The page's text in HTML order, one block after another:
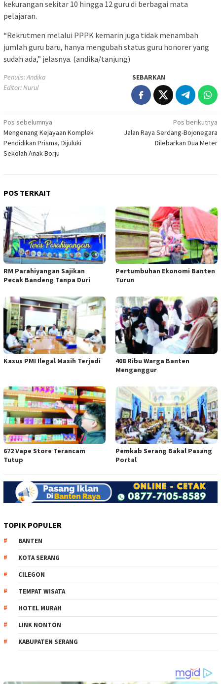
kekurangan sekitar 10 hingga 12 guru di berbagai mata
pelajaran.
“Rekrutmen melalui PPPK kemarin juga tidak menambah
jumlah guru baru, hanya mengubah status guru honorer yang
sudah ada,” jelasnya. (andika/tanjung)
Penulis: Andika
Editor: Nurul
SEBARKAN
Navigasi
pos
Pos sebelumnya
Mengenang Kejayaan Komplek
Pendidikan Prisma, Dijuluki
Sekolah Anak Borju
Pos berikutnya
Jalan Raya Serdang-Bojonegara
Dilebarkan Dua Meter
POS TERKAIT
RM Parahiyangan Sajikan
Pecak Bandeng Tanpa Duri
Pertumbuhan Ekonomi Banten
Turun
Kasus PMI Ilegal Masih Terjadi
408 Ribu Warga Banten
Menganggur
672 Vape Store Terancam
Tutup
Pemkab Serang Bakal Pasang
Portal
TOPIK POPULER
BANTEN
KOTA SERANG
CILEGON
TEMPAT WISATA
HOTEL MURAH
LINK NONTON
KABUPATEN SERANG